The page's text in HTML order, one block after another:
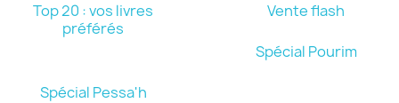
Top 20 : vos livres
préférés
Vente flash
Spécial Pourim
Spécial Pessa'h